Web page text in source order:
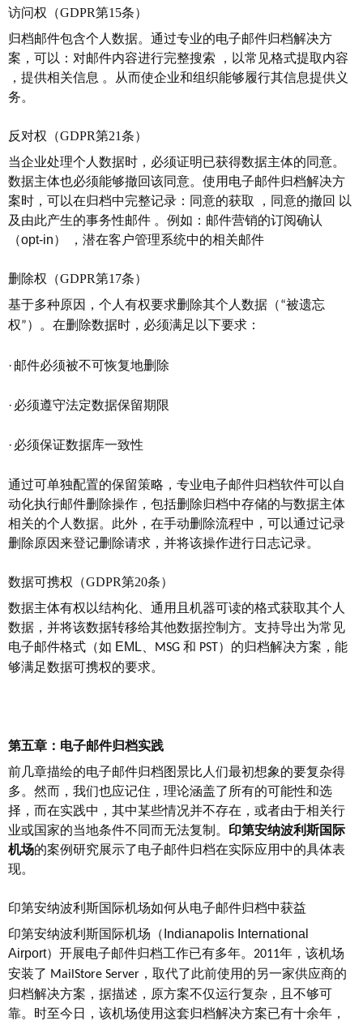
访问权（GDPR第15条）
归档邮件包含个人数据。通过专业的电子邮件归档解决方
案，可以：对邮件内容进行完整搜索
， 以常见格式提取内容
， 提供相关信息 。
从而使企业和组织能够履行其信息提供义
务。
反对权（GDPR第21条）
当企业处理个人数据时，必须证明已获得数据主体的同意。
数据主体也必须能够撤回该同意。使用电子邮件归档解决方
案时，可以在归档中完整记录：同意的获取
， 同意的撤回 以
及由此产生的事务性邮件 。 例如：邮件营销的订阅确认
（opt-in） ， 潜在客户管理系统中的相关邮件
删除权（GDPR第17条）
基于多种原因，个人有权要求删除其个人数据（“被遗忘
权”）。在删除数据时，必须满足以下要求：
· 邮件必须被不可恢复地删除
· 必须遵守法定数据保留期限
· 必须保证数据库一致性
通过可单独配置的保留策略，专业电子邮件归档软件可以自
动化执行邮件删除操作，包括删除归档中存储的与数据主体
相关的个人数据。此外，在手动删除流程中，可以通过记录
删除原因来登记删除请求，并将该操作进行日志记录。
数据可携权（GDPR第20条）
数据主体有权以结构化、通用且机器可读的格式获取其个人
数据，并将该数据转移给其他数据控制方。支持导出为常见
电子邮件格式（如 EML MSG 和 PST）的归档解决方案，能
够满足数据可携权的要求。
第五章：电子邮件归档实践
前几章描绘的电子邮件归档图景比人们最初想象的要复杂得
多。然而，我们也应记住，理论涵盖了所有的可能性和选
择，而在实践中，其中某些情况并不存在，或者由于相关行
业或国家的当地条件不同而无法复制。 印第安纳波利斯国际
机场的案例研究展示了电子邮件归档在实际应用中的具体表
现。
印第安纳波利斯国际机场如何从电子邮件归档中获益
印第安纳波利斯国际机场（ Indianapolis International
Airport）开展电子邮件归档工作已有多年。 2011年，该机场
安装了 MailStore Server ，取代了此前使用的另一家供应商的
归档解决方案，据描述，原方案不仅运行复杂，且不够可
靠。时至今日，该机场使用这套归档解决方案已有十余年，